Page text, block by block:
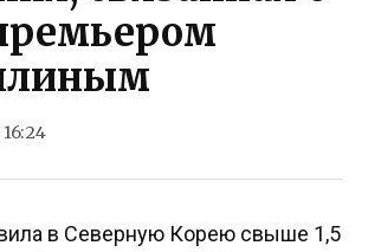
в Северную Корею свыше 1,5